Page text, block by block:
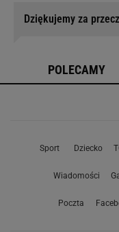
Dziękujemy za
POLECAMY
Sport Dziecko
Wiadomości
Poczta